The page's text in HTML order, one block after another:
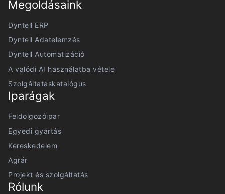
Megoldásaink
Dyntell ERP
Dyntell Adatelemzés
Dyntell Automatizáció
A valódi AI használatba vétele
Szolgáltatáskatalógus
Iparágak
Feldolgozóipar
Egyedi gyártás
Kereskedelem
Agrár
Projekt és szolgáltatás
Rólunk